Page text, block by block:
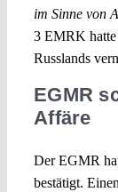
im Sinne von
3 EMRK hatte
Russlands
EGMR
Affäre
Der EGMR
bestätigt.